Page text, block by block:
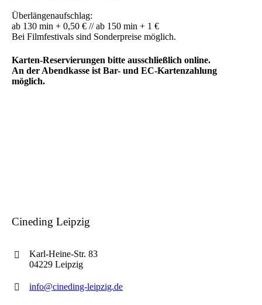
Überlängenaufschlag:
ab 130 min + 0,50 € // ab 150 min + 1 €
Bei Filmfestivals sind Sonderpreise möglich.
Karten-Reservierungen bitte ausschließlich online.
An der Abendkasse ist Bar- und EC-Kartenzahlung
möglich.
Cineding Leipzig
Karl-Heine-Str. 83
04229 Leipzig
info@cineding-leipzig.de